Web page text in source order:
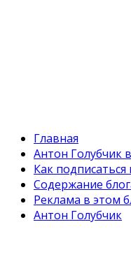
Главная
Антон Голубчик
Как подписаться
Содержание
Реклама в этом
Антон Голубчик